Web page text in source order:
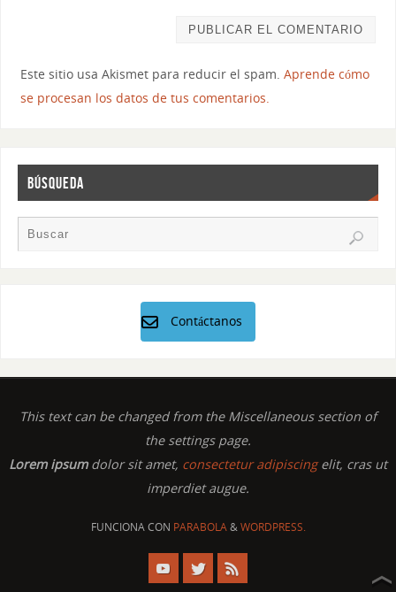
Este sitio usa Akismet para reducir el spam. Aprende cómo
se procesan los datos de tus comentarios.
BÚSQUEDA
Contáctanos
This text can be changed from the Miscellaneous section of
the settings page.
Lorem ipsumdolor sit amet, consectetur adipiscingelit, cras ut
imperdiet augue.
FUNCIONA CON PARABOLA&WORDPRESS.